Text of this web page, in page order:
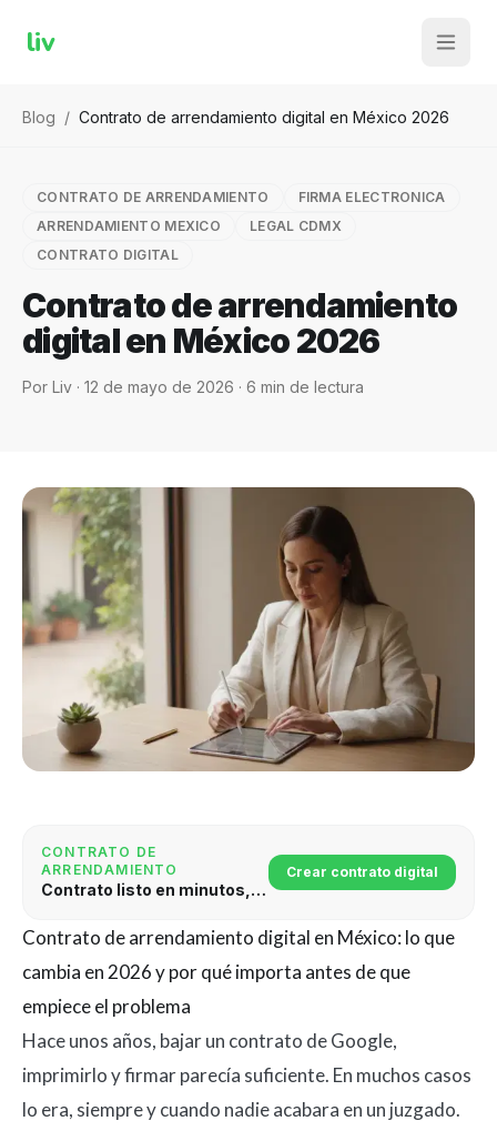
liv
Blog / Contrato de arrendamiento digital en México 2026
CONTRATO DE ARRENDAMIENTO
FIRMA ELECTRONICA
ARRENDAMIENTO MEXICO
LEGAL CDMX
CONTRATO DIGITAL
Contrato de arrendamiento
digital en México 2026
Por Liv · 12 de mayo de 2026 · 6 min de lectura
Contrato de arrendamiento digital en México: lo que
cambia en 2026 y por qué importa antes de que
empiece el problema
Hace unos años, bajar un contrato de Google,
imprimirlo y firmar parecía suficiente. En muchos casos
lo era, siempre y cuando nadie acabara en un juzgado.
CONTRATO DE
ARRENDAMIENTO
Contrato listo en minutos, con validez legal
Crear contrato digital